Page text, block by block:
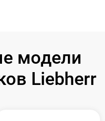
модели
Liebherr